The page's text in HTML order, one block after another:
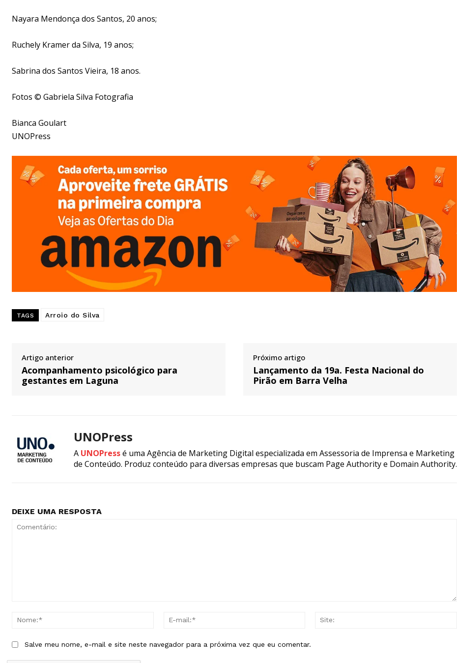
Nayara Mendonça dos Santos, 20 anos;
Ruchely Kramer da Silva, 19 anos;
Sabrina dos Santos Vieira, 18 anos.
Fotos © Gabriela Silva Fotografia
Bianca Goulart
UNOPress
TAGS Arroio do Silva
Artigo anterior
Acompanhamento psicológico para
gestantes em Laguna
Próximo artigo
Lançamento da 19a. Festa Nacional do
Pirão em Barra Velha
UNOPress
A UNOPressé uma Agência de Marketing Digital especializada em Assessoria de Imprensa e Marketing
de Conteúdo. Produz conteúdo para diversas empresas que buscam Page Authority e Domain Authority.
DEIXE UMA RESPOSTA
Nome:*
Salve meu nome, e-mail e site neste navegador para a próxima vez que eu comentar.